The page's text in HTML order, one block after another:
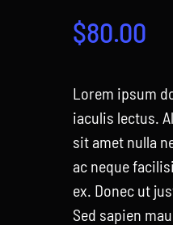
$80.00
Lorem ipsum
iaculis lectus.
sit amet nulla
ac neque
ex. Donec ut
Sed sapien